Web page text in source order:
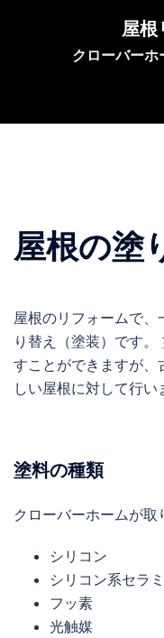
へ
屋根
クローバー
屋根の塗
屋根のリフォームで
り替え（塗装）です
すことができますが、
しい屋根に対して行い
塗料の種類
クローバーホームが
シリコン
シリコン系セラ
フッ素
光触媒